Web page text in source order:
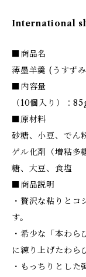
International
■商品名
薄墨羊羹 (うすず
■内容量
（10個入り）：
■原材料
砂糖、小豆、でん
ゲル化剤（増粘
糖、大豆、食塩
■商品説明
・贅沢な粘りと
す。
・希少な「本わ
に練り上げたわら
・もっちりとし